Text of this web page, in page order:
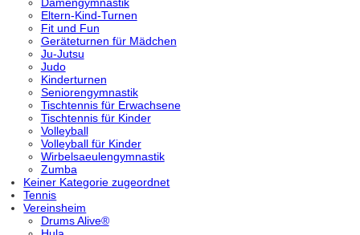
Damengymnastik
Eltern-Kind-Turnen
Fit und Fun
Geräteturnen für Mädchen
Ju-Jutsu
Judo
Kinderturnen
Seniorengymnastik
Tischtennis für Erwachsene
Tischtennis für Kinder
Volleyball
Volleyball für Kinder
Wirbelsaeulengymnastik
Zumba
Keiner Kategorie zugeordnet
Tennis
Vereinsheim
Drums Alive®